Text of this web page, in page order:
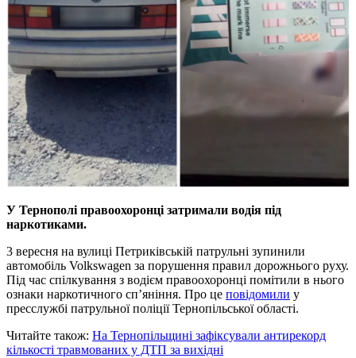
У Тернополі правоохоронці затримали водія під
наркотиками.
3 вересня на вулиці Петриківській патрульні зупинили
автомобіль Volkswagen за порушення правил дорожнього руху.
Під час спілкування з водієм правоохоронці помітили в нього
ознаки наркотичного сп’яніння. Про це повідомили у
пресслужбі патрульної поліції Тернопільської області.
Читайте також: На Тернопільщині зафіксували антирекорд
кількості травмованих у ДТП за вихідні